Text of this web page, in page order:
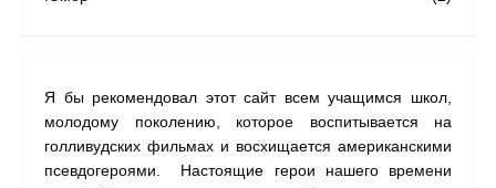
Я бы рекомендовал этот сайт всем учащимся школ,
молодому поколению, которое воспитывается на
голливудских фильмах и восхищается американскими
псевдогероями. Настоящие герои нашего времени